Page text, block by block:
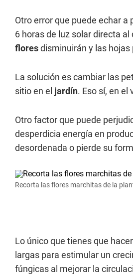
Otro error que puede echar a
6 horas de luz solar directa
floresdisminuirán y las
La solución es cambiar las
sitio en el jardín. Eso sí, en
Otro factor que puede
desperdicia energía en
desordenada o pierde su
Recorta las flores marchitas de la
Lo único que tienes que
largas para estimular un
fúngicas al mejorar la